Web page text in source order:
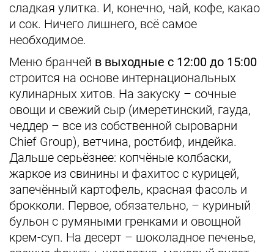
сладкая улитка. И, конечно, чай, кофе, какао
и сок. Ничего лишнего, всё самое
необходимое.
Меню бранчей в выходные с 12:00 до 15:00
строится на основе интернациональных
кулинарных хитов. На закуску – сочные
овощи и свежий сыр (имеретинский, гауда,
чеддер – все из собственной сыроварни
Chief Group), ветчина, ростбиф, индейка.
Дальше серьёзнее: копчёные колбаски,
жаркое из свинины и фахитос с курицей,
запечённый картофель, красная фасоль и
брокколи. Первое, обязательно, – куриный
бульон с румяными гренками и овощной
крем-суп. На десерт – шоколадное печенье,